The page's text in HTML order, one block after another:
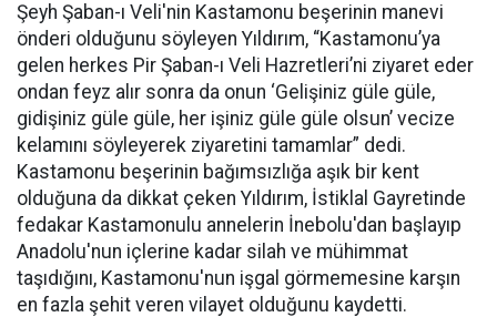
Şeyh Şaban-ı Veli'nin Kastamonu beşerinin manevi
önderi olduğunu söyleyen Yıldırım, “Kastamonu’ya
gelen herkes Pir Şaban-ı Veli Hazretleri’ni ziyaret eder
ondan feyz alır sonra da onun ‘Gelişiniz güle güle,
gidişiniz güle güle, her işiniz güle güle olsun’ vecize
kelamını söyleyerek ziyaretini tamamlar” dedi.
Kastamonu beşerinin bağımsızlığa aşık bir kent
olduğuna da dikkat çeken Yıldırım, İstiklal Gayretinde
fedakar Kastamonulu annelerin İnebolu'dan başlayıp
Anadolu'nun içlerine kadar silah ve mühimmat
taşıdığını, Kastamonu'nun işgal görmemesine karşın
en fazla şehit veren vilayet olduğunu kaydetti.